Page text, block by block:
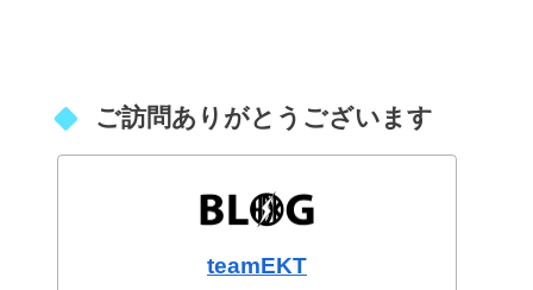
ご訪問ありがとうございます
teamEKT